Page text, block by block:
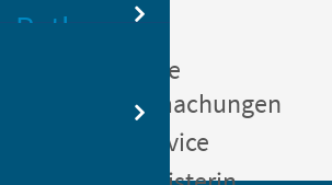
Rathaus
Öffentliche
Bekanntmachungen
Bürgerservice